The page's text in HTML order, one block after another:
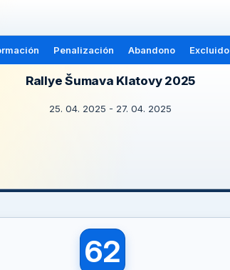
Penalización Abandono Excluido
Rallye Šumava Klatovy 2025
25. 04. 2025 - 27. 04. 2025
62